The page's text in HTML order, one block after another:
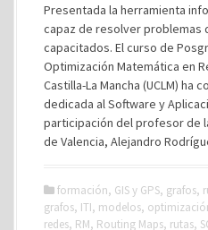
Presentada la herramienta
capaz de resolver problemas
capacitados. El curso de
Optimización Matemática en
Castilla-La Mancha (UCLM) ha
dedicada al Software y
participación del profesor de
de Valencia, Alejandro
formación, GIS y GPS, grafos,
grafos, ITI, modelos,
redes, RM, Routing Maps, rutas,